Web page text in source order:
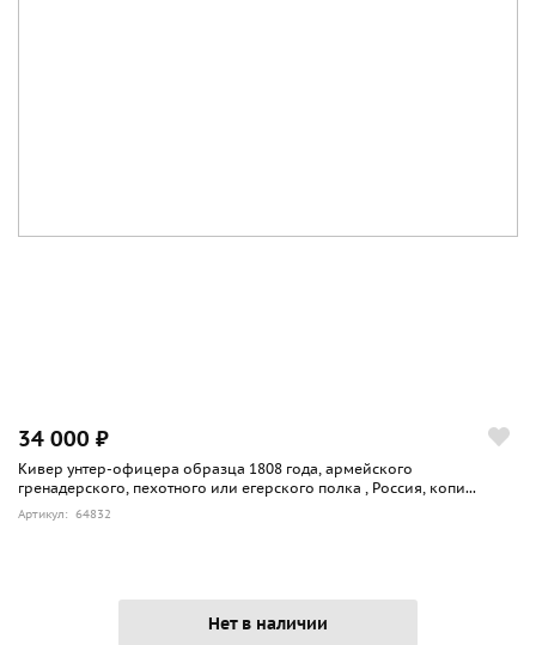
34 000 ₽
Кивер унтер-офицера образца 1808 года, армейского
гренадерского, пехотного или егерского полка , Россия, копи...
Артикул: 64832
Нет в наличии